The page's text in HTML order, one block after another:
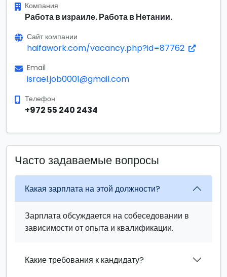
Компания
Работа в израиле. Работа в Нетании.
Сайт компании
haifawork.com/vacancy.php?id=87762
Email
israel.job0001@gmail.com
Телефон
+972 55 240 2434
Часто задаваемые вопросы
Какая зарплата на этой должности?
Зарплата обсуждается на собеседовании в
зависимости от опыта и квалификации.
Какие требования к кандидату?